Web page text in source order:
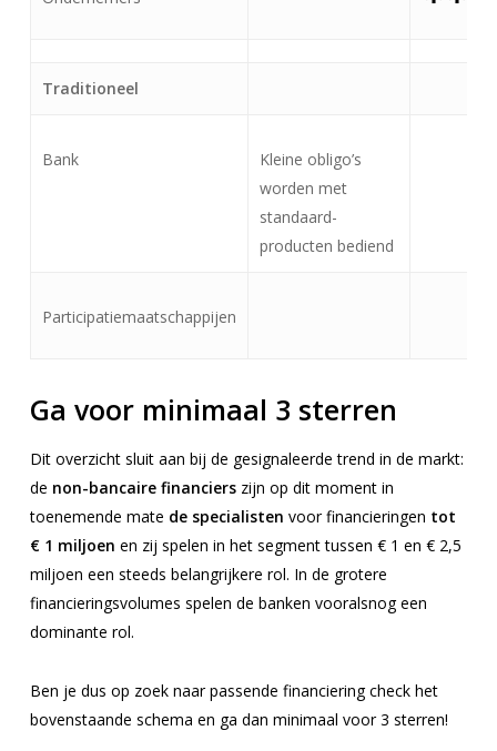
Traditioneel
Bank
Kleine obligo’s
worden met
standaard-
producten bediend
Participatiemaatschappijen
Ga voor minimaal 3 sterren
Dit overzicht sluit aan bij de gesignaleerde trend in de markt:
de non-bancaire financierszijn op dit moment in
toenemende mate de specialisten voor financieringen tot
€ 1 miljoen en zij spelen in het segment tussen € 1 en € 2,5
miljoen een steeds belangrijkere rol. In de grotere
financieringsvolumes spelen de banken vooralsnog een
dominante rol.
Ben je dus op zoek naar passende financiering check het
bovenstaande schema en ga dan minimaal voor 3 sterren!